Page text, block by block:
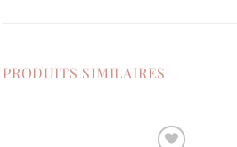
PRODUITS SIMILAIRES